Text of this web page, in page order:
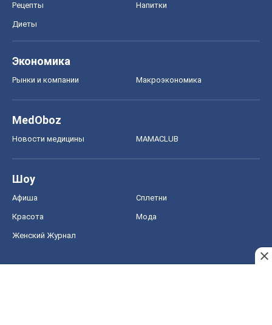
Рецепты Напитки
Диеты
Экономика
Рынки и компании Mакроэкономика
MedOboz
Новости медицины MAMACLUB
Шоу
Афиша Сплетни
Красота Мода
Женский Журнал